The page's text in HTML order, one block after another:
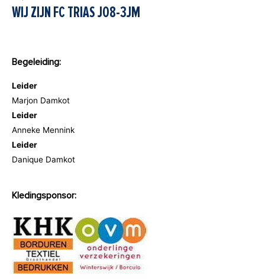
WIJ ZIJN FC TRIAS JO8-3JM
Begeleiding:
Leider
Marjon Damkot
Leider
Anneke Mennink
Leider
Danique Damkot
Kledingsponsor: